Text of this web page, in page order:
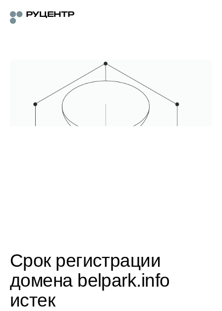
Срок регистрации
домена belpark.info
истек